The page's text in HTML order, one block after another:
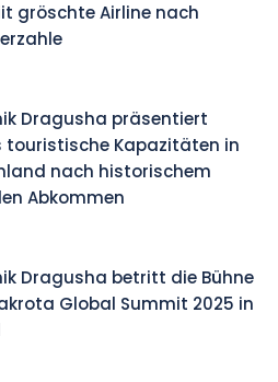
gröschte Airline nach
Dragusha präsentiert
touristische Kapazitäten in
nach historischem
Abkommen
Dragusha betritt die Bühne
Global Summit 2025 in